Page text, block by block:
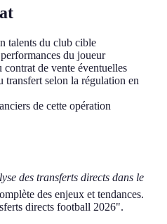
talents du club cible
du joueur
de vente éventuelles
selon la régulation en
de cette opération
des transferts directs dans le
des enjeux et tendances.
directs football 2026".